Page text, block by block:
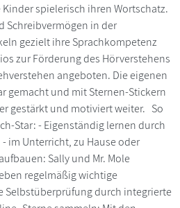
spielerisch ihren Wortschatz.
Schreibvermögen in der
gezielt ihre Sprachkompetenz
zur Förderung des Hörverstehens
angeboten. Die eigenen
gemacht und mit Sternen-Stickern
gestärkt und motiviert weiter. So
Star: - Eigenständig lernen durch
im Unterricht, zu Hause oder
Sally und Mr. Mole
regelmäßig wichtige
Selbstüberprüfung durch integrierte